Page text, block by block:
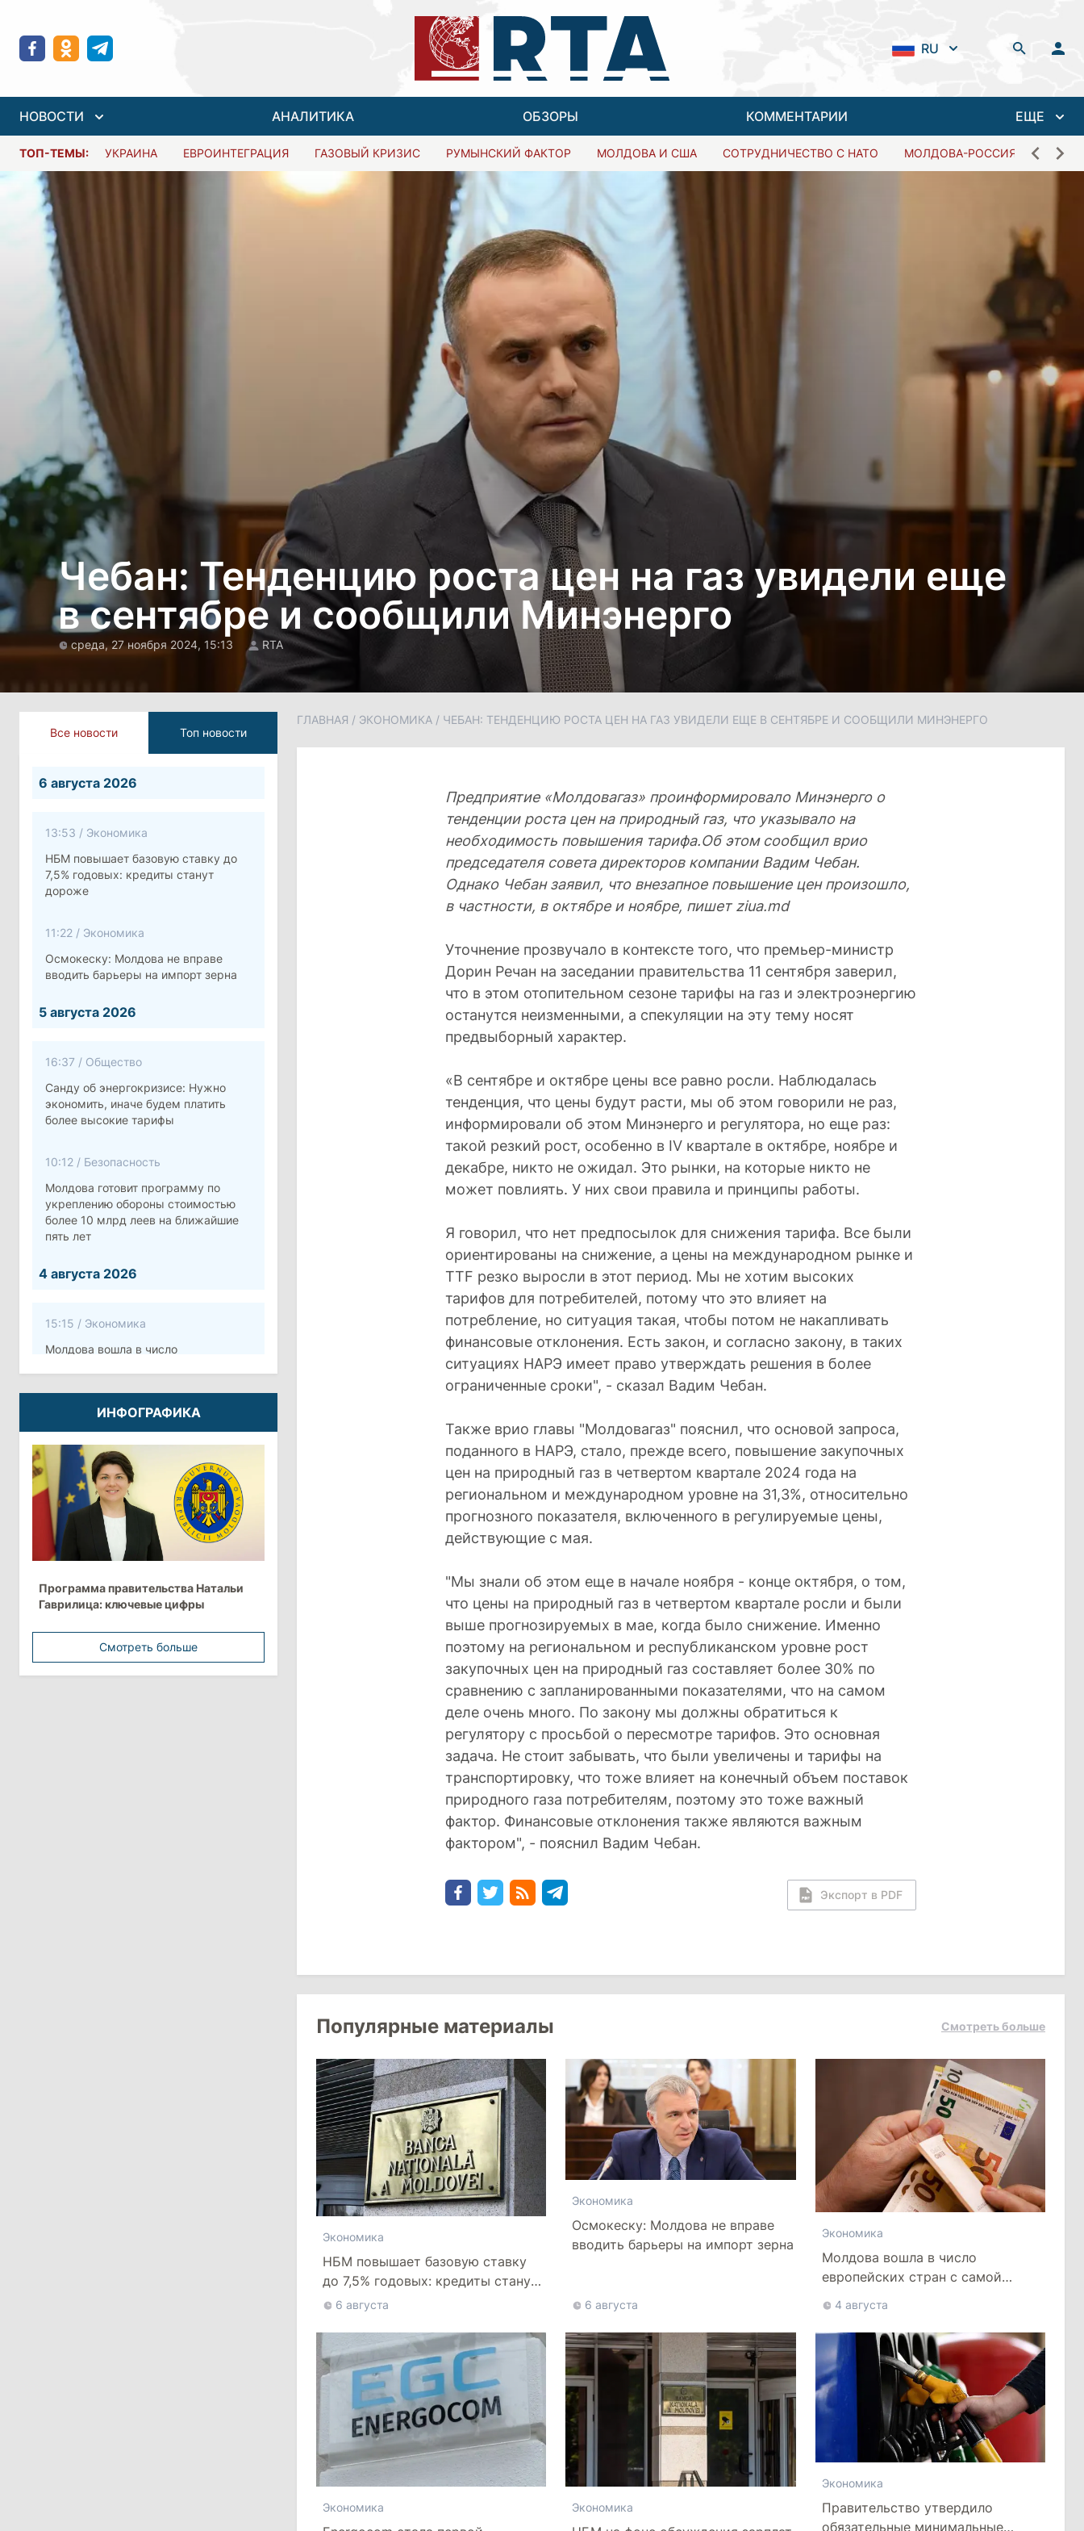
RU
НОВОСТИ АНАЛИТИКА ОБЗОРЫ КОММЕНТАРИИ ЕЩЕ
ТОП-ТЕМЫ: УКРАИНА ЕВРОИНТЕГРАЦИЯ ГАЗОВЫЙ КРИЗИС РУМЫНСКИЙ ФАКТОР МОЛДОВА И США СОТРУДНИЧЕСТВО С НАТО МОЛДОВА-РОССИЯ
Чебан: Тенденцию роста цен на газ увидели еще
в сентябре и сообщили Минэнерго
среда, 27 ноября 2024, 15:13 RTA
Все новости Топ новости
6 августа 2026
13:53 / Экономика
НБМ повышает базовую ставку до
7,5% годовых: кредиты станут
дороже
11:22 / Экономика
Осмокеску: Молдова не вправе
вводить барьеры на импорт зерна
5 августа 2026
16:37 / Общество
Санду об энергокризисе: Нужно
экономить, иначе будем платить
более высокие тарифы
10:12 / Безопасность
Молдова готовит программу по
укреплению обороны стоимостью
более 10 млрд леев на ближайшие
пять лет
4 августа 2026
15:15 / Экономика
Молдова вошла в число
Анна Ревенко уходит с поста главы
Центра по борьбе с
дезинформацией
3 августа 2026
Власти Молдовы проверят
обстоятельства выдачи виз
ИНФОГРАФИКА
Программа правительства Натальи
Гаврилица: ключевые цифры
Смотреть больше
ГЛАВНАЯ / ЭКОНОМИКА / ЧЕБАН: ТЕНДЕНЦИЮ РОСТА ЦЕН НА ГАЗ УВИДЕЛИ ЕЩЕ В СЕНТЯБРЕ И СООБЩИЛИ МИНЭНЕРГО
Предприятие «Молдовагаз» проинформировало Минэнерго о
тенденции роста цен на природный газ, что указывало на
необходимость повышения тарифа.Об этом сообщил врио
председателя совета директоров компании Вадим Чебан.
Однако Чебан заявил, что внезапное повышение цен произошло,
в частности, в октябре и ноябре, пишет ziua.md
Уточнение прозвучало в контексте того, что премьер-министр
Дорин Речан на заседании правительства 11 сентября заверил,
что в этом отопительном сезоне тарифы на газ и электроэнергию
останутся неизменными, а спекуляции на эту тему носят
предвыборный характер.
«В сентябре и октябре цены все равно росли. Наблюдалась
тенденция, что цены будут расти, мы об этом говорили не раз,
информировали об этом Минэнерго и регулятора, но еще раз:
такой резкий рост, особенно в IV квартале в октябре, ноябре и
декабре, никто не ожидал. Это рынки, на которые никто не
может повлиять. У них свои правила и принципы работы.
Я говорил, что нет предпосылок для снижения тарифа. Все были
ориентированы на снижение, а цены на международном рынке и
ТТF резко выросли в этот период. Мы не хотим высоких
тарифов для потребителей, потому что это влияет на
потребление, но ситуация такая, чтобы потом не накапливать
финансовые отклонения. Есть закон, и согласно закону, в таких
ситуациях НАРЭ имеет право утверждать решения в более
ограниченные сроки", - сказал Вадим Чебан.
Также врио главы "Молдовагаз" пояснил, что основой запроса,
поданного в НАРЭ, стало, прежде всего, повышение закупочных
цен на природный газ в четвертом квартале 2024 года на
региональном и международном уровне на 31,3%, относительно
прогнозного показателя, включенного в регулируемые цены,
действующие с мая.
"Мы знали об этом еще в начале ноября - конце октября, о том,
что цены на природный газ в четвертом квартале росли и были
выше прогнозируемых в мае, когда было снижение. Именно
поэтому на региональном и республиканском уровне рост
закупочных цен на природный газ составляет более 30% по
сравнению с запланированными показателями, что на самом
деле очень много. По закону мы должны обратиться к
регулятору с просьбой о пересмотре тарифов. Это основная
задача. Не стоит забывать, что были увеличены и тарифы на
транспортировку, что тоже влияет на конечный объем поставок
природного газа потребителям, поэтому это тоже важный
фактор. Финансовые отклонения также являются важным
фактором", - пояснил Вадим Чебан.
Экспорт в PDF
Популярные материалы Смотреть больше
Экономика
НБМ повышает базовую ставку
до 7,5% годовых: кредиты станут
дороже
6 августа
Экономика
Осмокеску: Молдова не вправе
вводить барьеры на импорт зерна
6 августа
Экономика
Молдова вошла в число
европейских стран с самой
низкой минимальной зарплатой
4 августа
Экономика Экономика
Экономика
Правительство утвердило
обязательные минимальные